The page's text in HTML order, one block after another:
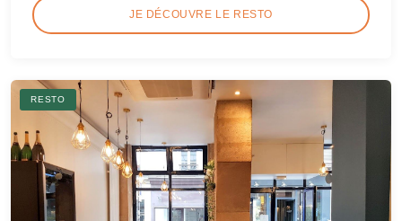
JE DÉCOUVRE LE RESTO
RESTO